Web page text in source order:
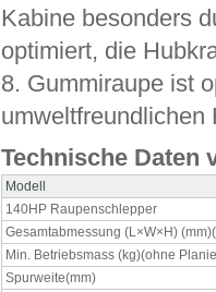
Kabine besonders
optimiert, die
8. Gummiraupe ist
umweltfreundlichen
Technische Daten
Modell
140HP Raupenschlepper
Gesamtabmessung (L×W×H)
Min. Betriebsmass (kg)(ohne
Spurweite(mm)